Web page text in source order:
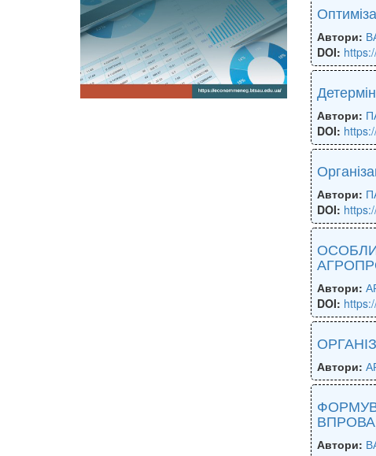
Автори:
DOI:
Автори:
DOI:
Автори:
DOI:
Автори:
DOI:
Автори:
Автори: